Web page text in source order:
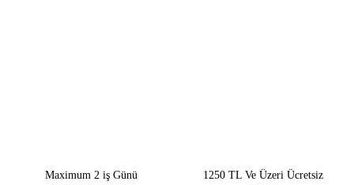
Maximum 2 iş Günü
1250 TL Ve Üzeri Ücretsiz